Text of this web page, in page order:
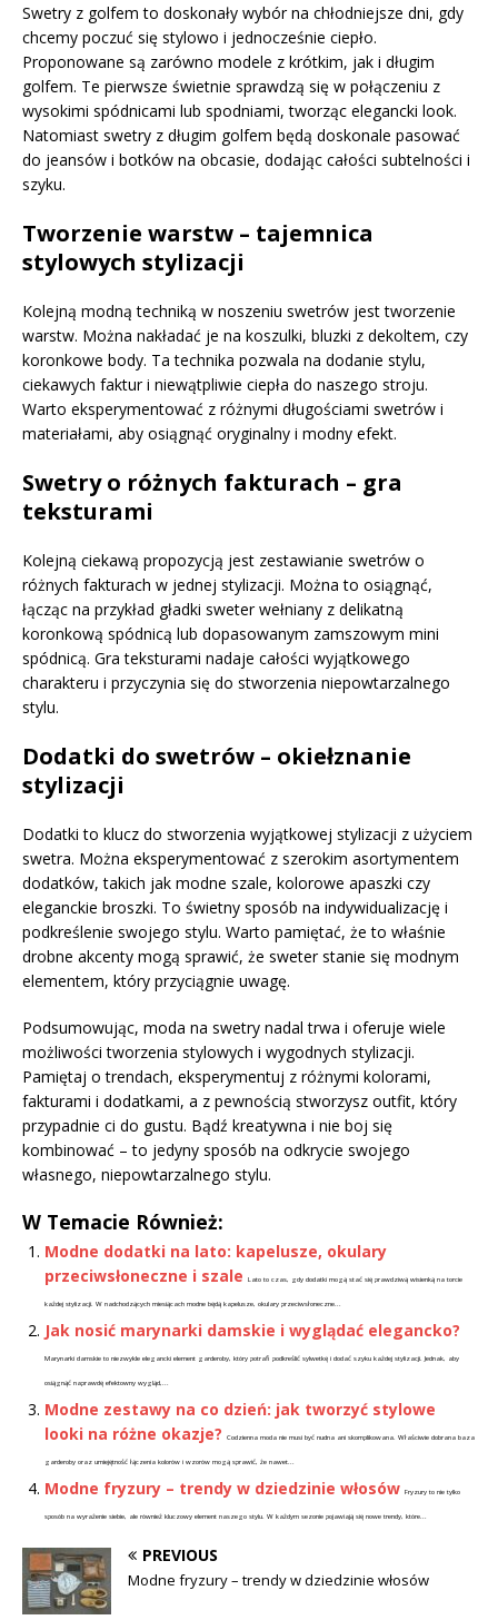
Swetry z golfem to doskonały wybór na chłodniejsze dni, gdy
chcemy poczuć się stylowo i jednocześnie ciepło.
Proponowane są zarówno modele z krótkim, jak i długim
golfem. Te pierwsze świetnie sprawdzą się w połączeniu z
wysokimi spódnicami lub spodniami, tworząc elegancki look.
Natomiast swetry z długim golfem będą doskonale pasować
do jeansów i botków na obcasie, dodając całości subtelności i
szyku.
Tworzenie warstw – tajemnica
stylowych stylizacji
Kolejną modną techniką w noszeniu swetrów jest tworzenie
warstw. Można nakładać je na koszulki, bluzki z dekoltem, czy
koronkowe body. Ta technika pozwala na dodanie stylu,
ciekawych faktur i niewątpliwie ciepła do naszego stroju.
Warto eksperymentować z różnymi długościami swetrów i
materiałami, aby osiągnąć oryginalny i modny efekt.
Swetry o różnych fakturach – gra
teksturami
Kolejną ciekawą propozycją jest zestawianie swetrów o
różnych fakturach w jednej stylizacji. Można to osiągnąć,
łącząc na przykład gładki sweter wełniany z delikatną
koronkową spódnicą lub dopasowanym zamszowym mini
spódnicą. Gra teksturami nadaje całości wyjątkowego
charakteru i przyczynia się do stworzenia niepowtarzalnego
stylu.
Dodatki do swetrów – okiełznanie
stylizacji
Dodatki to klucz do stworzenia wyjątkowej stylizacji z użyciem
swetra. Można eksperymentować z szerokim asortymentem
dodatków, takich jak modne szale, kolorowe apaszki czy
eleganckie broszki. To świetny sposób na indywidualizację i
podkreślenie swojego stylu. Warto pamiętać, że to właśnie
drobne akcenty mogą sprawić, że sweter stanie się modnym
elementem, który przyciągnie uwagę.
Podsumowując, moda na swetry nadal trwa i oferuje wiele
możliwości tworzenia stylowych i wygodnych stylizacji.
Pamiętaj o trendach, eksperymentuj z różnymi kolorami,
fakturami i dodatkami, a z pewnością stworzysz outfit, który
przypadnie ci do gustu. Bądź kreatywna i nie boj się
kombinować – to jedyny sposób na odkrycie swojego
własnego, niepowtarzalnego stylu.
W Temacie Również:
Modne dodatki na lato: kapelusze, okulary
przeciwsłoneczne i szale
Lato to czas, gdy dodatki mogą stać się prawdziwą wisienką na torcie
każdej stylizacji. W nadchodzących miesiącach modne będą kapelusze, okulary przeciwsłoneczne...
Jak nosić marynarki damskie i wyglądać elegancko?
Marynarki damskie to niezwykle elegancki element garderoby, który potrafi podkreślić sylwetkę i dodać szyku każdej stylizacji. Jednak, aby
osiągnąć naprawdę efektowny wygląd,...
Modne zestawy na co dzień: jak tworzyć stylowe
looki na różne okazje?
Codzienna moda nie musi być nudna ani skomplikowana. Właściwie dobrana baza
garderoby oraz umiejętność łączenia kolorów i wzorów mogą sprawić, że nawet...
Modne fryzury – trendy w dziedzinie włosów Fryzury to nie tylko
sposób na wyrażenie siebie, ale również kluczowy element naszego stylu. W każdym sezonie pojawiają się nowe trendy, które...
PREVIOUS
Modne fryzury – trendy w dziedzinie włosów